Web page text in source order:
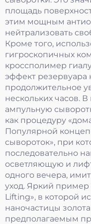
площадь
этим мощным
нейтрализовать
Кроме того,
гигроскопичных
кроссполимер
эффект резервуара
продолжительное
нескольких часов.
ампульную
как процедуру
Популярной
сывороток», при
последовательно
осветляющую и
одного вечера,
уход. Яркий
Lifting», в которой
наночастицы
предполагаемым